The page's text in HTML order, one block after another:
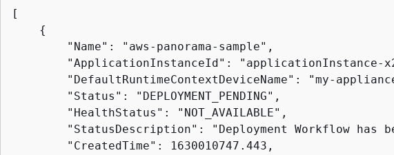
[
{
        "Name": "aws-panorama-sample",
"ApplicationInstanceId": "applicationInstance-
"DefaultRuntimeContextDeviceName": "my-
        "Status": "DEPLOYMENT_PENDING",
        "HealthStatus": "NOT_AVAILABLE",
"StatusDescription": "Deployment Workflow has
        "CreatedTime": 1630010747.443,